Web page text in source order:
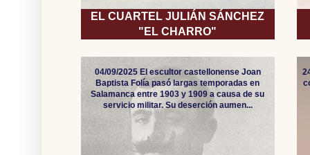
EL CUARTEL JULIÁN SÁNCHEZ
"EL CHARRO"
04/09/2025 El escultor castellonense Joan
Baptista Folía pasó largas temporadas en
Salamanca entre 1903 y 1909 a causa de su
servicio militar. Su deserción aumen...